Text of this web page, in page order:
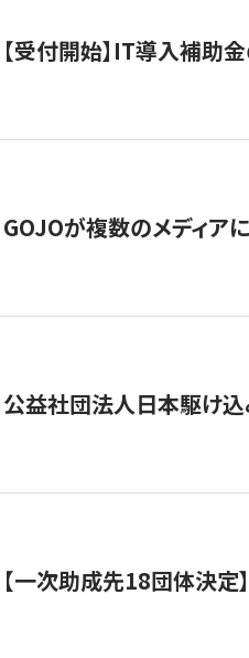
【受付開始】IT導入補助
GOJOが複数のメディア
公益社団法人日本駆け
【一次助成先18団体決